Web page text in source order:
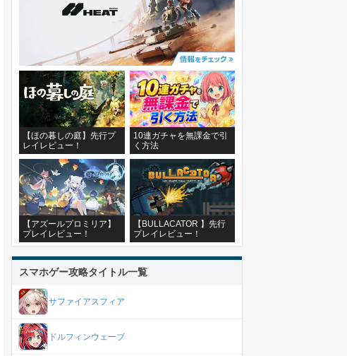
【ほの暮しの庭】先行プ
レイレビュー！
10連ガチャを無課金で引
く方法
【アズールプロミリア】
プレイレビュー！
【BULLACATOR 】先行
プレイレビュー！
スマホゲー攻略タイトル一覧
サファイアスフィア
ドルフィンウェーブ